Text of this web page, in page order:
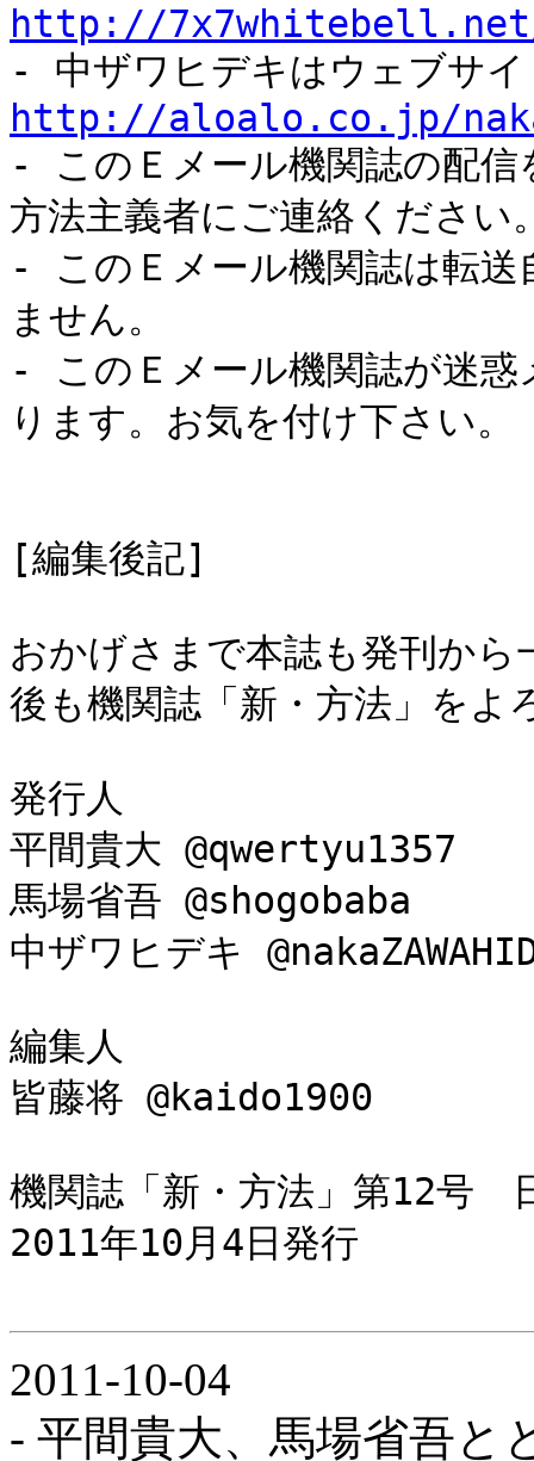
http://
- 中ザワヒデキはウェブサ
http://aloalo.co.jp/
- このＥメール機関誌の配信
方法主義者にご連絡ください
- このＥメール機関誌は転送
ません。
- このＥメール機関誌が迷惑
ります。お気を付け下さい。
[編集後記]
おかげさまで本誌も発刊か
後も機関誌「新・方法」を
発行人
平間貴大 @qwertyu1357
馬場省吾 @shogobaba
中ザワヒデキ
編集人
皆藤将 @kaido1900
機関誌「新・方法」第12号
2011年10月4日発行
2011-10-04
- 平間貴大、馬場省吾と